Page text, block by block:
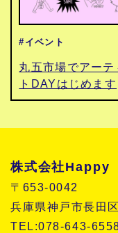
#イベント
丸五市場でアーテ
トDAYはじめます
株式会社Happy
〒653-0042
兵庫県神戸市長田
TEL:078-643-